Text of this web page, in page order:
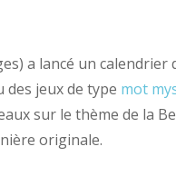
a lancé un calendrier
des jeux de type mot
sur le thème de la
originale.